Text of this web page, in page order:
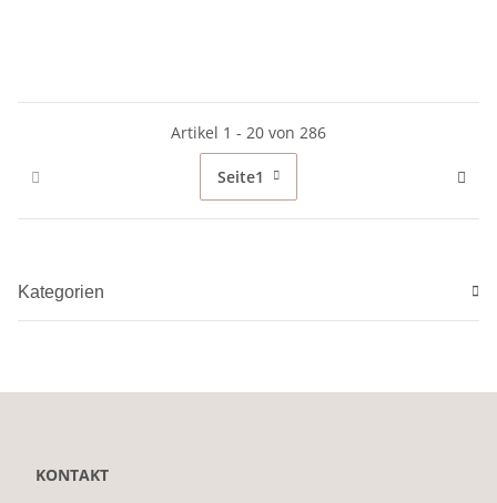
Artikel 1 - 20 von 286
Seite1
Kategorien
KONTAKT